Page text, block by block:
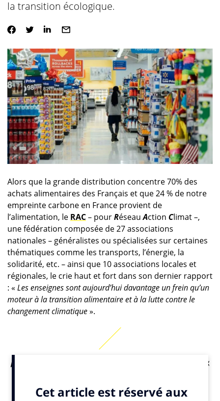
la transition écologique.
Alors que la grande distribution concentre 70% des
achats alimentaires des Français et que 24 % de notre
empreinte carbone en France provient de
l’alimentation, le RAC– pourRéseauAction Climat –,
une fédération composée de 27 associations
nationales – généralistes ou spécialisées sur certaines
thématiques comme les transports, l’énergie, la
solidarité, etc. – ainsi que 10 associations locales et
régionales, le crie haut et fort dans son dernier rapport
: « Les enseignes sont aujourd’hui davantage un frein qu’un
moteur à la transition alimentaire et à la lutte contre le
changement climatique».
Au moment du conseil de classe, aucune enseigne «